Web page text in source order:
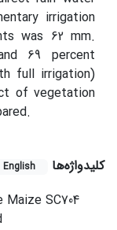
irrigation
was 62 mm.
69 percent
full irrigation)
of vegetation
کلیدواژه‌ها English
Maize SC704